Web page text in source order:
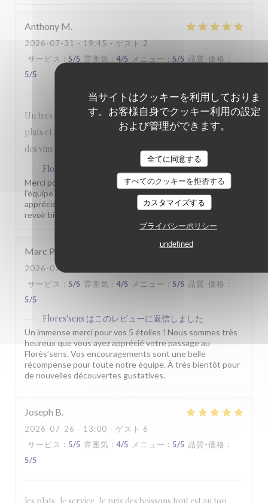
当サイトはクッキーを利用しておりま
す。お客様自身でクッキー利用の設定
および管理ができます。
全てに同意する
すべてのクッキーを拒否する
カスタマイズする
プライバシーポリシー
undefined
Anthony M
2026-07-31- 19:45 - ゲスト 2
サービス : 5/5 雰囲気 : 4/5 メニュー : 5/5 品質-価格 :
5/5
Un tres bon rapport qualité prix. Belle presentation des
plats et une quantité dans l'assiette bien satisfaisante. Prix
des vins plus qu'honorable.
Flores'sens
はこのレビューに返信しました
Merci pour votre commentaire sympathique. Toute
l’équipe du Florès’sens est heureuse que vous ayez
apprécié votre passage chez nous. Nous espérons vous
revoir bientôt pour vous faire découvrir d’autres saveurs.
Marc P
2026-07-31
サービス : 5/5 雰囲気 : 4/5 メニュー : 5/5 品質-価格 :
5/5
Flores'sens はこのレビューに返信しました
Un immense merci pour vos 5 étoiles ! Nous sommes très
heureux que vous ayez apprécié votre passage au
Florès’sens. Vos encouragements sont une belle
récompense pour toute notre équipe. À très bientôt pour
de nouvelles découvertes gustatives.
Joseph B
2026-07-26 - 13:00 - ゲスト 6
サービス : 5/5 雰囲気 : 4/5 メニュー : 5/5 品質-価格 :
5/5